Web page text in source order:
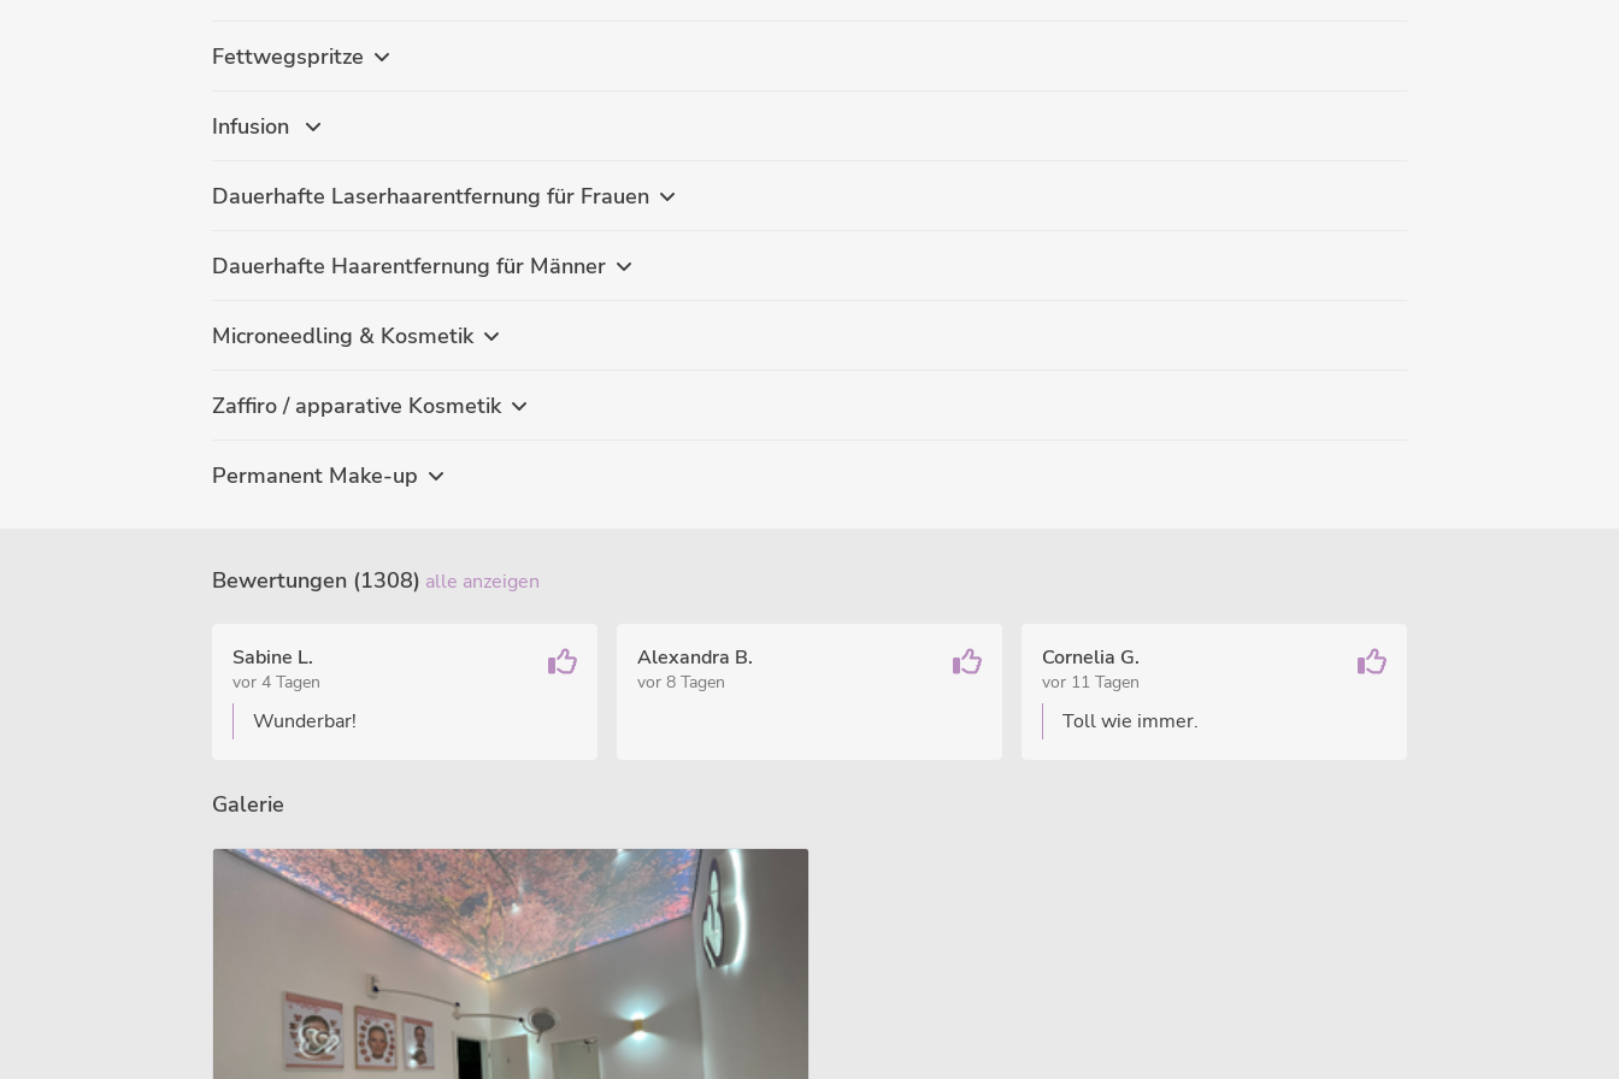
Fettwegspritze
Infusion
Dauerhafte Laserhaarentfernung für Frauen
Dauerhafte Haarentfernung für Männer
Microneedling & Kosmetik
Zaffiro / apparative Kosmetik
Permanent Make-up
Bewertungen (1308) alle anzeigen
Sabine L.
vor 4 Tagen
Wunderbar!
Alexandra B.
vor 8 Tagen
Cornelia G.
vor 11 Tagen
Toll wie immer.
Galerie